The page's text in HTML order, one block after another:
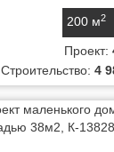
200 м2
Проект:
Строительство: 4